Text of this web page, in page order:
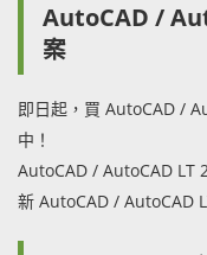
AutoCAD /
案
即日起，買 AutoCAD /
中！
AutoCAD / AutoCAD LT
新 AutoCAD / AutoCAD